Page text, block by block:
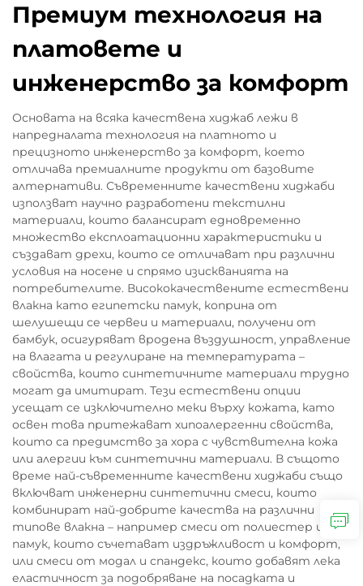
Премиум технология на
платовете и
инженерство за комфорт
Основата на всяка качествена хиджаб лежи в
напредналата технология на платното и
прецизното инженерство за комфорт, което
отличава премиалните продукти от базовите
алтернативи. Съвременните качествени хиджаби
използват научно разработени текстилни
материали, които балансират едновременно
множество експлоатационни характеристики и
създават дрехи, които се отличават при различни
условия на носене и спрямо изискванията на
потребителите. Висококачествените естествени
влакна като египетски памук, коприна от
шелушещи се червеи и материали, получени от
бамбук, осигуряват вродена въздушност, управление
на влагата и регулиране на температурата –
свойства, които синтетичните материали трудно
могат да имитират. Тези естествени опции
усещат се изключително меки върху кожата, като
освен това притежават хипоалергенни свойства,
които са предимство за хора с чувствителна кожа
или алергии към синтетични материали. В същото
време най-съвременните качествени хиджаби също
включват инженерни синтетични смеси, които
комбинират най-добрите качества на различни
типове влакна – например смеси от полиестер и
памук, които съчетават издръжливост и комфорт,
или смеси от модал и спандекс, които добавят лека
еластичност за подобряване на посадката и